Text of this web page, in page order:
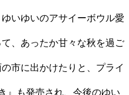
いゆいのアサイーボウル愛
、あったか甘々な秋を過ご
市に出かけたりと、プライ
』も発売され、今後のゆい